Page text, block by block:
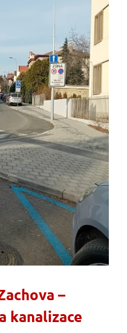
–
kanalizace